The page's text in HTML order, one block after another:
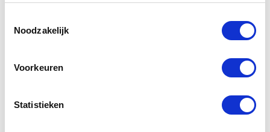
Noodzakelijk
Voorkeuren
Statistieken
Defender Tex
accu (2.6AH)
139,00